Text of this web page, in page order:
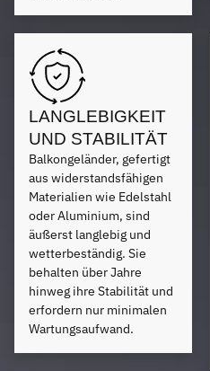
LANGLEBIGKEIT
UND STABILITÄT
Balkongeländer, gefertigt
aus widerstandsfähigen
Materialien wie Edelstahl
oder Aluminium, sind
äußerst langlebig und
wetterbeständig. Sie
behalten über Jahre
hinweg ihre Stabilität und
erfordern nur minimalen
Wartungsaufwand.